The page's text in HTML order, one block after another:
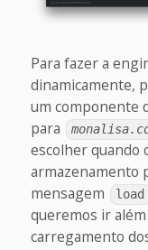
Para fazer a
dinamicamente,
um componente
para
escolher quando
armazenamento
mensagem
load
queremos ir
carregamento